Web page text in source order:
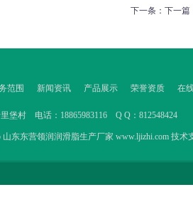
下一条：下一篇
范围 新闻资讯 产品展示 荣誉资质 在
堡村 电话：18865983116 Q Q：812548424
山东东营领润润滑脂生产厂家 www.ljizhi.com 技术